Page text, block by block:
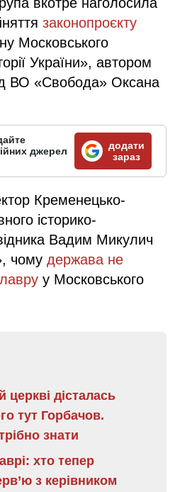
законопроєкту
Московського
України», автором
ВО «Свобода» Оксана
джерел
додати
зараз
Кременецько-
історико-
Вадим Микулич
чому держава не
у Московського
церкві дісталась
тут Горбачов.
знати
хто тепер
з керівником